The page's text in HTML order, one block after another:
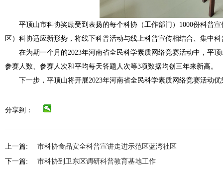
平顶山市科协奖励受到表扬的每个科协（工作部门）1000份科普
区）科协适应新形势，将线下科普活动与线上科普宣传相结合、集中
在为期一个月的2023年河南省全民科学素质网络竞赛活动中，平
参赛人数、参赛人次和平均每天答题人次等3项数据均创三年来新高。
下一步，平顶山将开展2023年河南省全民科学素质网络竞赛活动
分享到：
上一篇:
市科协食品安全科普宣讲走进示范区蓝湾社区
下一篇:
市科协到卫东区调研科普教育基地工作